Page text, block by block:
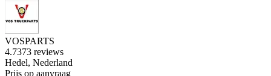
VOSPARTS
4.7373 reviews
Hedel, Nederland
Prijs op aanvraag